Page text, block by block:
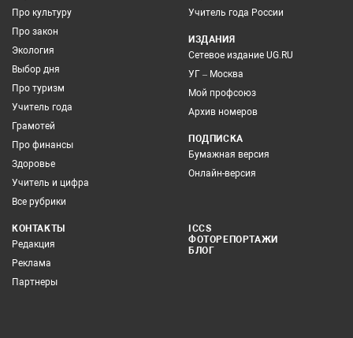
Про культуру
Про закон
Экология
Выбор дня
Про туризм
Учитель года
Грамотей
Про финансы
Здоровье
Учитель и цифра
Все рубрики
Учитель года России
ИЗДАНИЯ
Сетевое издание UG.RU
УГ – Москва
Мой профсоюз
Архив номеров
ПОДПИСКА
Бумажная версия
Онлайн-версия
КОНТАКТЫ
Редакция
Реклама
Партнеры
ICCS
ФОТОРЕПОРТАЖИ
БЛОГ